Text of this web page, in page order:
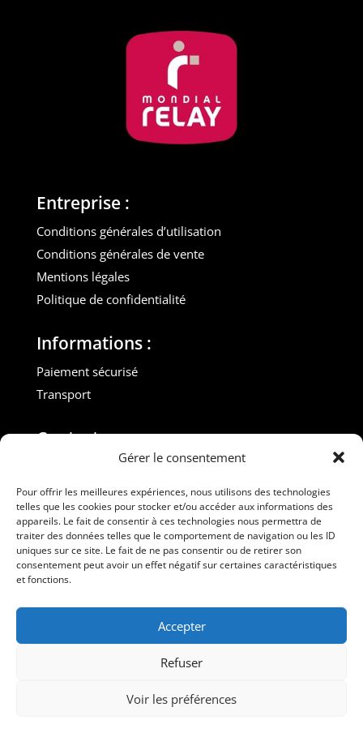
Gérer le consentement
Pour offrir les meilleures expériences, nous utilisons des technologies
telles que les cookies pour stocker et/ou accéder aux informations des
appareils. Le fait de consentir à ces technologies nous permettra de
traiter des données telles que le comportement de navigation ou les ID
uniques sur ce site. Le fait de ne pas consentir ou de retirer son
consentement peut avoir un effet négatif sur certaines caractéristiques
et fonctions.
Accepter
Refuser
Voir les préférences
Entreprise :
Conditions générales d’utilisation
Conditions générales de vente
Mentions légales
Politique de confidentialité
Informations :
Paiement sécurisé
Transport
Contact :
M. Gilles ROUVEYROL
Tél. : +33(0)6 07 72 40 47
dansdebeauxdraps@gmail.com
Professionnels
Suivez-nous